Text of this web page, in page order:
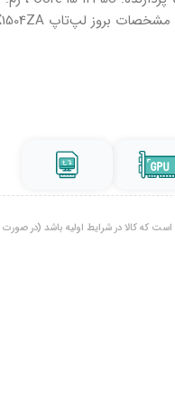
که کالا در شرایط اولیه باشد (در صورت